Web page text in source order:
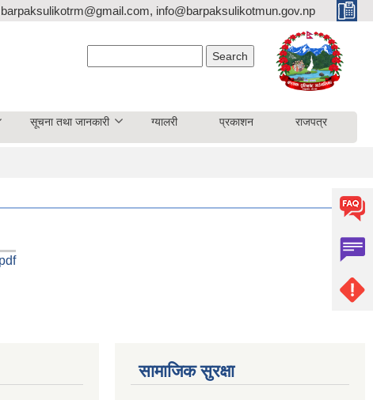
barpaksulikotrm@gmail.com, info@barpaksulikotmun.gov.np
सूचना तथा जानकारी ग्यालरी प्रकाशन राजपत्र
सामाजिक सुरक्षा